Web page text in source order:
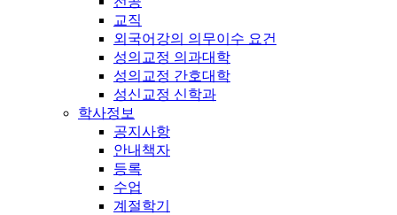
교직
외국어강의 의무이수 요건
성의교정 의과대학
성의교정 간호대학
성신교정 신학과
학사정보
공지사항
안내책자
등록
수업
계절학기